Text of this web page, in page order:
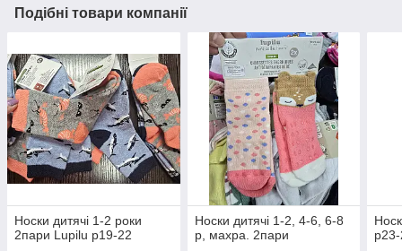
Подібні товари компанії
Носки дитячі 1-2 роки
2пари Lupilu р19-22
Носки дитячі 1-2, 4-6, 6-8
р, махра. 2пари